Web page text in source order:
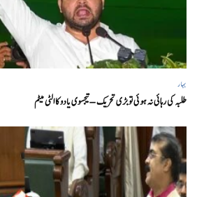
بہار
طلبہ کی رہائی نہ ہوئی تو بڑی تحریک – تیجسوی یادو کا الٹی میٹم